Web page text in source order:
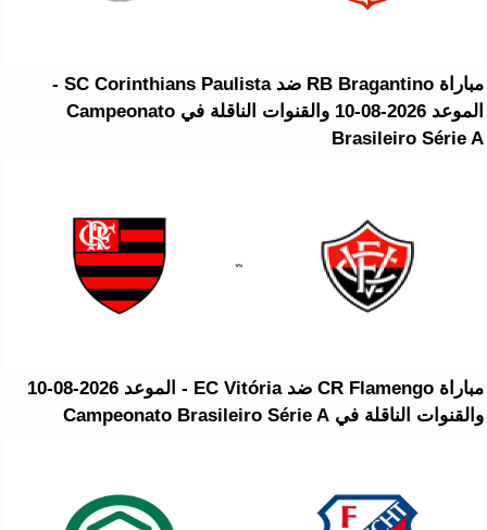
مباراة RB Bragantino ضد SC Corinthians Paulista -
الموعد 2026-08-10 والقنوات الناقلة في Campeonato
Brasileiro Série A
مباراة CR Flamengo ضد EC Vitória - الموعد 2026-08-10
والقنوات الناقلة في Campeonato Brasileiro Série A